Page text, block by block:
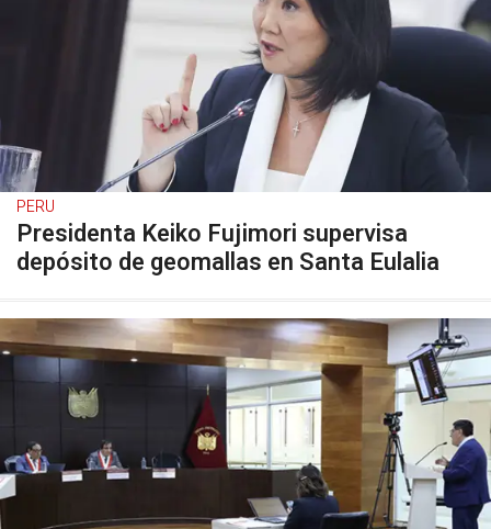
PERU
Presidenta Keiko Fujimori supervisa
depósito de geomallas en Santa Eulalia